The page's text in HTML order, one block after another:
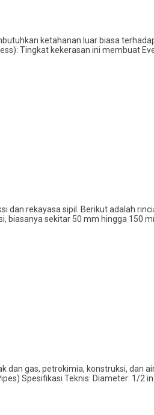
ketahanan luar biasa
Tingkat kekerasan ini membuat
rekayasa sipil. Berikut adalah
biasanya sekitar 50 mm hingga 150
gas, petrokimia, konstruksi, dan
Spesifikasi Teknis: Diameter: 1/2